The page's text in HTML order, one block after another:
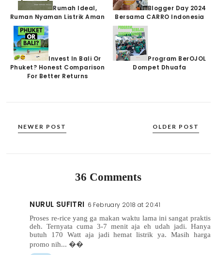
Rumah Ideal,
Ruman Nyaman Listrik Aman
Blogger Day 2024
Bersama CARRO Indonesia
Invest In Bali Or
Phuket? Honest Comparison
For Better Returns
Program BerOJOL
Dompet Dhuafa
NEWER POST OLDER POST
36 Comments
NURUL SUFITRI 6 February 2018 at 20:41
Proses re-rice yang ga makan waktu lama ini sangat praktis
deh. Ternyata cuma 3-7 menit aja eh udah jadi. Hanya
butuh 170 Watt aja jadi hemat listrik ya. Masih harga
promo nih... ��